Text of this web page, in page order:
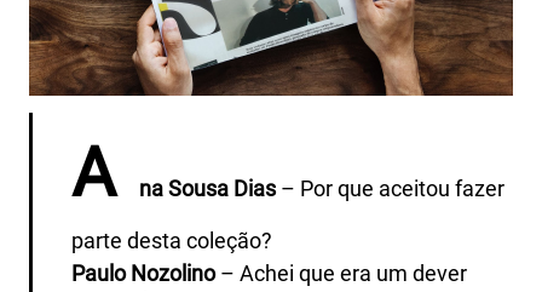
A na Sousa Dias– Por que aceitou fazer
parte desta coleção?
Paulo Nozolino– Achei que era um dever